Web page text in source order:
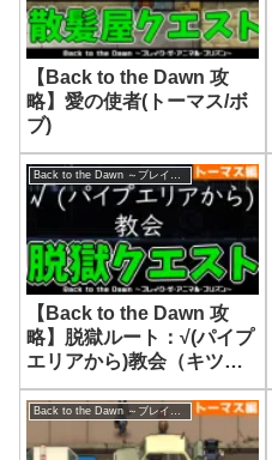
【Back to the Dawn 攻
略】愛の使者(トーマス/ボ
ブ)
【Back to the Dawn 攻
略】脱獄ルート：√(パイプ
エリアから)教会（キツ
ネ・トーマス編）